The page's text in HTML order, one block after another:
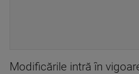
Modificările intră în